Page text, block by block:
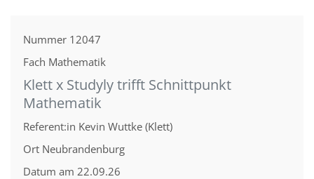
Nummer 12047
Fach Mathematik
Klett x Studyly trifft Schnittpunkt
Mathematik
Referent:in Kevin Wuttke (Klett)
Ort Neubrandenburg
Datum am 22.09.26